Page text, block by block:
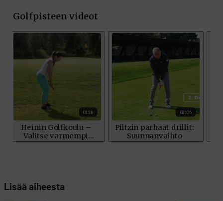
Lisää aiheesta